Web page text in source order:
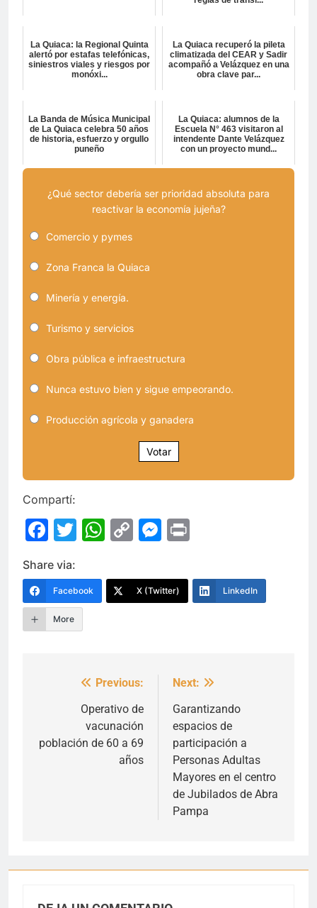
La Quiaca: la Regional Quinta
alertó por estafas telefónicas,
siniestros viales y riesgos por
monóxi...
La Quiaca recuperó la pileta
climatizada del CEAR y Sadir
acompañó a Velázquez en una
obra clave par...
La Banda de Música Municipal
de La Quiaca celebra 50 años
de historia, esfuerzo y orgullo
puneño
La Quiaca: alumnos de la
Escuela N° 463 visitaron al
intendente Dante Velázquez
con un proyecto mund...
¿Qué sector debería ser prioridad absoluta para
reactivar la economía jujeña?
Comercio y pymes
Zona Franca la Quiaca
Minería y energía.
Turismo y servicios
Obra pública e infraestructura
Nunca estuvo bien y sigue empeorando.
Producción agrícola y ganadera
Votar
Compartí:
Facebook
Twitter
WhatsApp
CopyMessenger
Share via:
Facebook X (Twitter) LinkedIn
More
Navegación
entradas
Previous:
Operativo de
vacunación
población de 60 a 69
años
Next:
Garantizando
espacios de
participación a
Personas Adultas
Mayores en el centro
de Jubilados de Abra
Pampa